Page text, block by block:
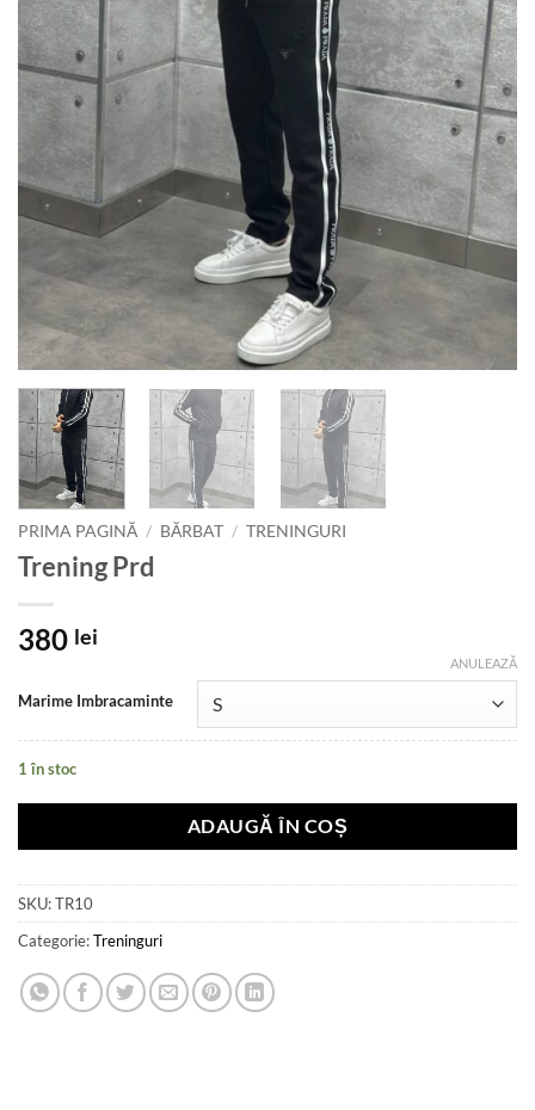
PRIMA PAGINĂ / BĂRBAT / TRENINGURI
Trening Prd
380 lei
Marime Imbracaminte
ANULEAZĂ
1 în stoc
ADAUGĂ ÎN COȘ
SKU:TR10
Categorie:Treninguri